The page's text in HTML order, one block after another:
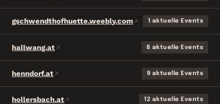
gschwendthofhuette.weebly.com 1 aktuelle Events
hallwang.at 8 aktuelle Events
henndorf.at 9 aktuelle Events
hollersbach.at 12 aktuelle Events